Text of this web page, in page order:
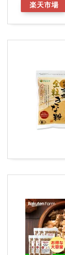
楽天市場